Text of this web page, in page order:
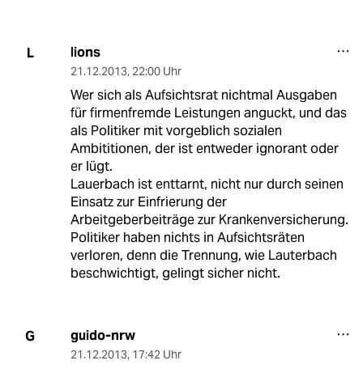
L lions
21.12.2013, 22:00 Uhr
Wer sich als Aufsichtsrat nichtmal Ausgaben
für firmenfremde Leistungen anguckt, und das
als Politiker mit vorgeblich sozialen
Ambititionen, der ist entweder ignorant oder
er lügt.
Lauerbach ist enttarnt, nicht nur durch seinen
Einsatz zur Einfrierung der
Arbeitgeberbeiträge zur Krankenversicherung.
Politiker haben nichts in Aufsichtsräten
verloren, denn die Trennung, wie Lauterbach
beschwichtigt, gelingt sicher nicht.
G guido-nrw
21.12.2013, 17:42 Uhr